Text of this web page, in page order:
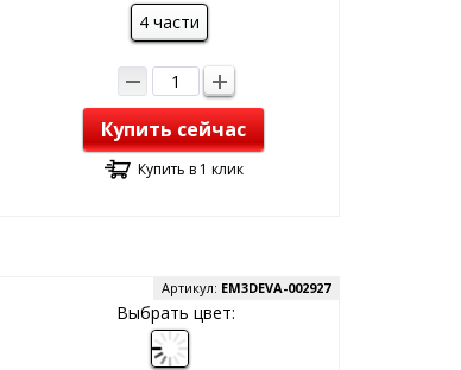
4 части
Купить сейчас
Купить в 1 клик
Артикул: EM3DEVA-002927
Выбрать цвет: